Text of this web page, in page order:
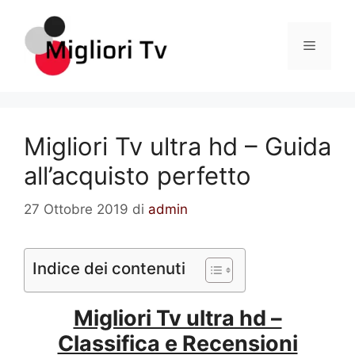
contenuto
Menu
Migliori Tv ultra hd – Guida
all’acquisto perfetto
27 Ottobre 2019 di admin
Indice dei contenuti
Migliori Tv ultra hd –
Classifica e Recensioni